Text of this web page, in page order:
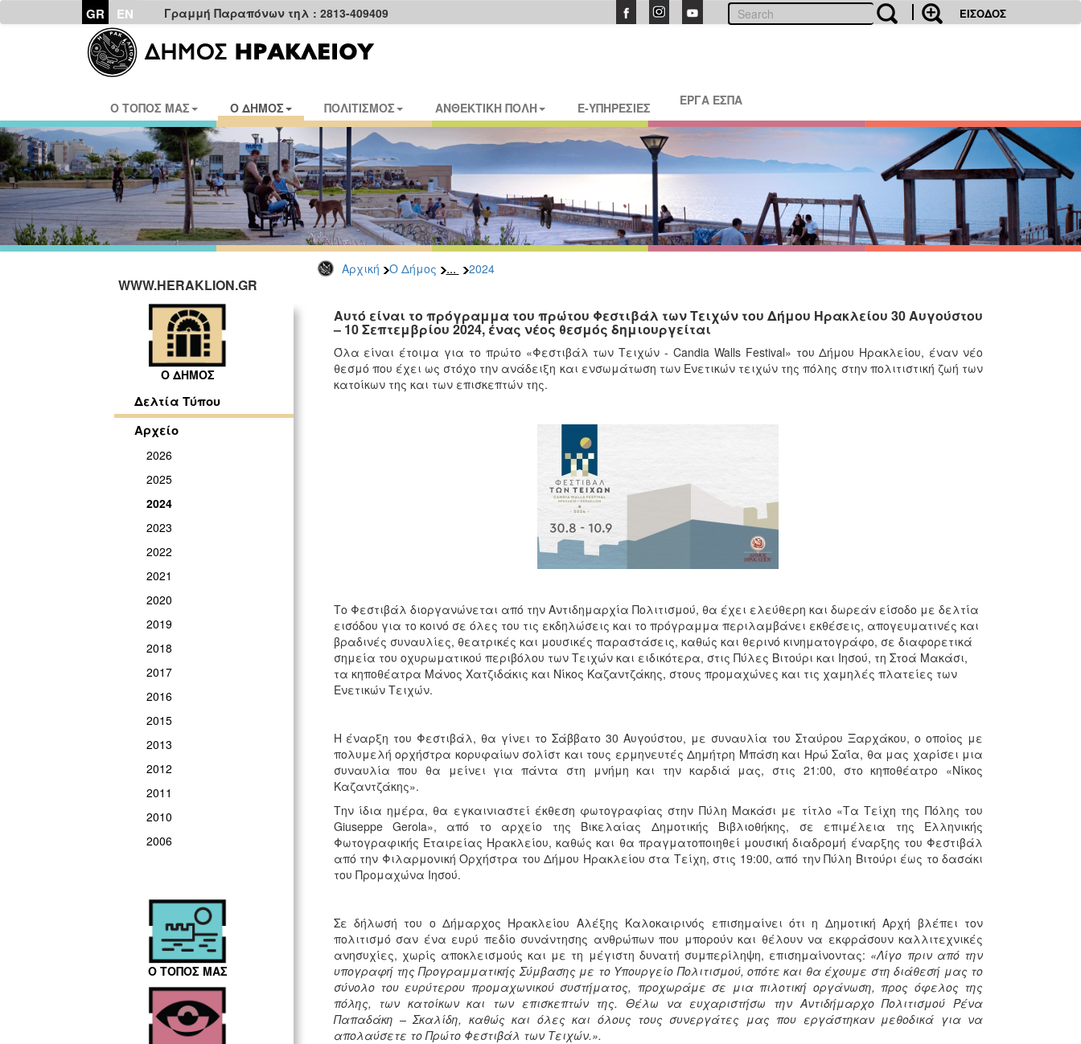
GR EN Γραμμή Παραπόνων τηλ : 2813-409409 ΕΙΣΟΔΟΣ
Ο ΤΟΠΟΣ ΜΑΣ Ο ΔΗΜΟΣ ΠΟΛΙΤΙΣΜΟΣ ΑΝΘΕΚΤΙΚΗ ΠΟΛΗ E-ΥΠΗΡΕΣΙΕΣ ΕΡΓΑ ΕΣΠΑ
Αρχική Ο Δήμος ... 2024
WWW.HERAKLION.GR
Ο ΔΗΜΟΣ
Δελτία Τύπου
Αρχείο
2026
2025
2024
2023
2022
2021
2020
2019
2018
2017
2016
2015
2013
2012
2011
2010
2006
Ο ΤΟΠΟΣ ΜΑΣ
Αυτό είναι το πρόγραμμα του πρώτου Φεστιβάλ των Τειχών του Δήμου Ηρακλείου 30 Αυγούστου
– 10 Σεπτεμβρίου 2024, ένας νέος θεσμός δημιουργείται
Όλα είναι έτοιμα για το πρώτο «Φεστιβάλ των Τειχών - Candia Walls Festival» του Δήμου Ηρακλείου, έναν νέο
θεσμό που έχει ως στόχο την ανάδειξη και ενσωμάτωση των Ενετικών τειχών της πόλης στην πολιτιστική ζωή των
κατοίκων της και των επισκεπτών της.
Το Φεστιβάλ διοργανώνεται από την Αντιδημαρχία Πολιτισμού, θα έχει ελεύθερη και δωρεάν είσοδο με δελτία
εισόδου για το κοινό σε όλες του τις εκδηλώσεις και το πρόγραμμα περιλαμβάνει εκθέσεις, απογευματινές και
βραδινές συναυλίες, θεατρικές και μουσικές παραστάσεις, καθώς και θερινό κινηματογράφο, σε διαφορετικά
σημεία του οχυρωματικού περιβόλου των Τειχών και ειδικότερα, στις Πύλες Βιτούρι και Ιησού, τη Στοά Μακάσι,
τα κηποθέατρα Μάνος Χατζιδάκις και Νίκος Καζαντζάκης, στους προμαχώνες και τις χαμηλές πλατείες των
Ενετικών Τειχών.
Η έναρξη του Φεστιβάλ, θα γίνει το Σάββατο 30 Αυγούστου, με συναυλία του Σταύρου Ξαρχάκου, ο οποίος με
πολυμελή ορχήστρα κορυφαίων σολίστ και τους ερμηνευτές Δημήτρη Μπάση και Ηρώ Σαΐα, θα μας χαρίσει μια
συναυλία που θα μείνει για πάντα στη μνήμη και την καρδιά μας, στις 21:00, στο κηποθέατρο «Νίκος
Καζαντζάκης».
Την ίδια ημέρα, θα εγκαινιαστεί έκθεση φωτογραφίας στην Πύλη Μακάσι με τίτλο «Τα Τείχη της Πόλης του
Giuseppe Gerola», από το αρχείο της Βικελαίας Δημοτικής Βιβλιοθήκης, σε επιμέλεια της Ελληνικής
Φωτογραφικής Εταιρείας Ηρακλείου, καθώς και θα πραγματοποιηθεί μουσική διαδρομή έναρξης του Φεστιβάλ
από την Φιλαρμονική Ορχήστρα του Δήμου Ηρακλείου στα Τείχη, στις 19:00, από την Πύλη Βιτούρι έως το δασάκι
του Προμαχώνα Ιησού.
Σε δήλωσή του ο Δήμαρχος Ηρακλείου Αλέξης Καλοκαιρινός επισημαίνει ότι η Δημοτική Αρχή βλέπει τον
πολιτισμό σαν ένα ευρύ πεδίο συνάντησης ανθρώπων που μπορούν και θέλουν να εκφράσουν καλλιτεχνικές
ανησυχίες, χωρίς αποκλεισμούς και με τη μέγιστη δυνατή συμπερίληψη, επισημαίνοντας: «Λίγο πριν από την
υπογραφή της Προγραμματικής Σύμβασης με το Υπουργείο Πολιτισμού, οπότε και θα έχουμε στη διάθεσή μας το
σύνολο του ευρύτερου προμαχωνικού συστήματος, προχωράμε σε μια πιλοτική οργάνωση, προς όφελος της
πόλης, των κατοίκων και των επισκεπτών της. Θέλω να ευχαριστήσω την Αντιδήμαρχο Πολιτισμού Ρένα
Παπαδάκη – Σκαλίδη, καθώς και όλες και όλους τους συνεργάτες μας που εργάστηκαν μεθοδικά για να
απολαύσετε το Πρώτο Φεστιβάλ των Τειχών.».